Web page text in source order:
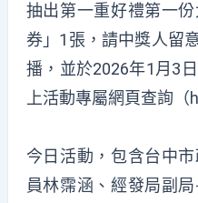
抽出第一重好禮第一
券」1張，請中獎人留
播，並於2026年1月3
上活動專屬網頁查詢
今日活動，包含台中
員林霈涵、經發局副